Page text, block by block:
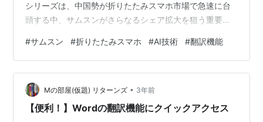
シリーズは、中国勢が折りたたみスマホ市場で急速に台
頭する中、サムスンがさらなるシェア拡大を狙う重要な
れたモデルは、「Galaxy Z Flip6」と「Galaxy Z Fold6」
の2種類です。これらのデバイスは、折りたたみ可能なデ
ィスプレーを特徴としており、ユーザーに革新的なモバ
イル体験を提供します。 サムスン独自のAI技術 サムスン
は、独自のAI技術を活用して、これらの新しい折りたた…
#サムスン #折りたたみスマホ #AI技術 #翻訳機能
Mの部屋(仮題) リターンズ • 3年前
【便利！】Wordの翻訳機能にクイックアクセス